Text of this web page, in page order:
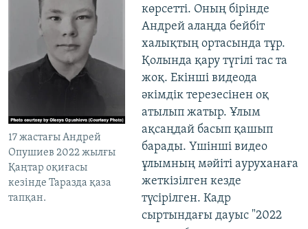
17 жастағы Андрей
Опушиев 2022 жылғы
Қаңтар оқиғасы
кезінде Таразда қаза
тапқан.
көрсетті. Оның бірінде
Андрей алаңда бейбіт
халықтың ортасында тұр.
Қолында қару түгілі тас та
жоқ. Екінші видеода
әкімдік терезесінен оқ
атылып жатыр. Ұлым
ақсаңдай басып қашып
барады. Үшінші видео
ұлымның мәйіті ауруханаға
жеткізілген кезде
түсірілген. Кадр
сыртындағы дауыс "2022